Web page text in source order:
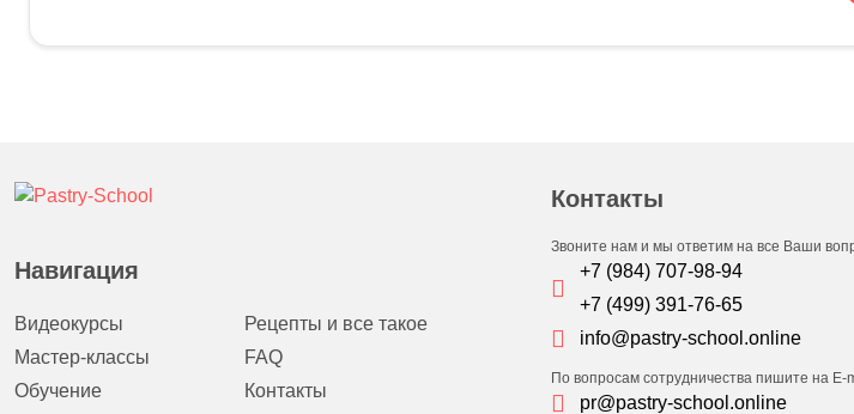
Навигация
Видеокурсы
Мастер-классы
Обучение
Рецепты и все такое
FAQ
Контакты
Контакты
Звоните нам и мы ответим на все Ваши
+7 (984) 707-98-94
+7 (499) 391-76-65
info@pastry-school.online
По вопросам сотрудничества пишите на E-
pr@pastry-school.online